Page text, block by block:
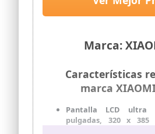
autonomía,
Marca:
Características
marca
Pantalla LCD ultra
pulgadas, 320 x 385